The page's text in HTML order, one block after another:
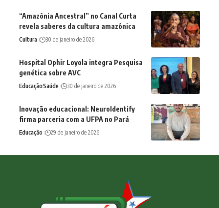
“Amazônia Ancestral” no Canal Curta
revela saberes da cultura amazônica
Cultura 30 de janeiro de 2026
Hospital Ophir Loyola integra Pesquisa
genética sobre AVC
EducaçãoSaúde 30 de janeiro de 2026
Inovação educacional: NeuroIdentify
firma parceria com a UFPA no Pará
Educação 29 de janeiro de 2026